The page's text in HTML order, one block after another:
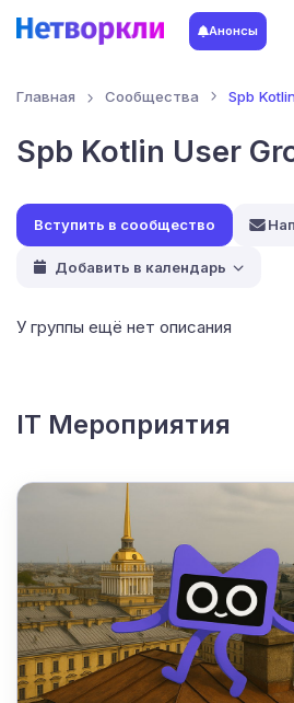
Анонсы
Главная Сообщества Spb
Spb Kotlin User
Добавить в календарь
У группы ещё нет описания
IT Мероприятия